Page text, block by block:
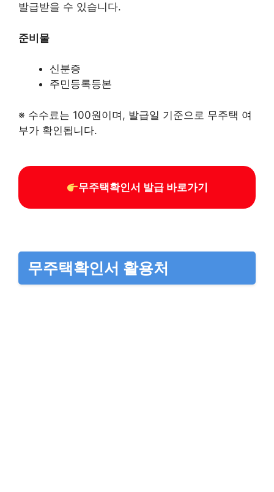
발급받을 수 있습니다.
준비물
신분증
주민등록등본
※ 수수료는 100원이며, 발급일 기준으로 무주택 여
부가 확인됩니다.
무주택확인서 발급 바로가기
무주택확인서 활용처